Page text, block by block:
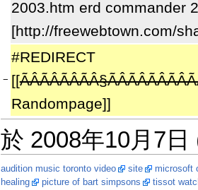
2003.htm erd commander
[http://freewebtown.com/
−
#REDIRECT
[[
Randompage]]
於 2008年10月7
audition music toronto video site
microsoft
healing
picture of bart simpsons
tissot